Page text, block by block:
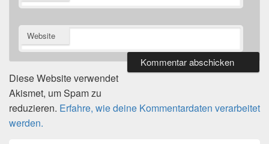
Website
Diese Website verwendet
Akismet, um Spam zu
reduzieren. Erfahre, wie deine Kommentardaten verarbeitet
werden.